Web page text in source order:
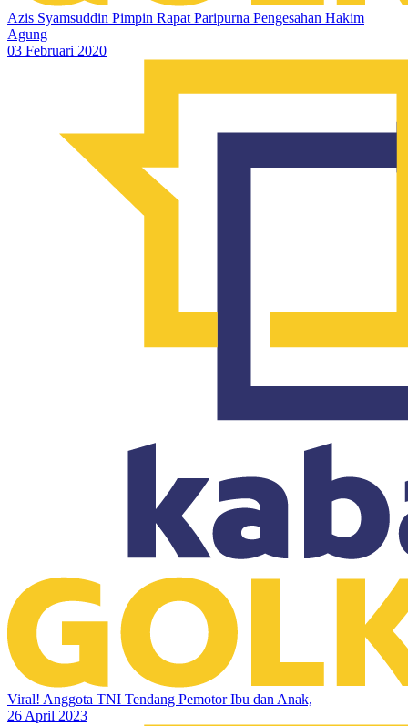
Azis Syamsuddin Pimpin Rapat Paripurna Pengesahan Hakim
Agung
03 Februari 2020
Viral! Anggota TNI Tendang Pemotor Ibu dan Anak,
26 April 2023